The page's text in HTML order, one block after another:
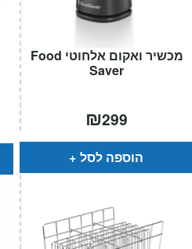
מכשיר ואקום אלחוטי Food
Saver
₪299
הוספה לסל